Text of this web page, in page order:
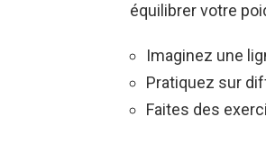
équilibrer votre
Imaginez une
Pratiquez sur
Faites des